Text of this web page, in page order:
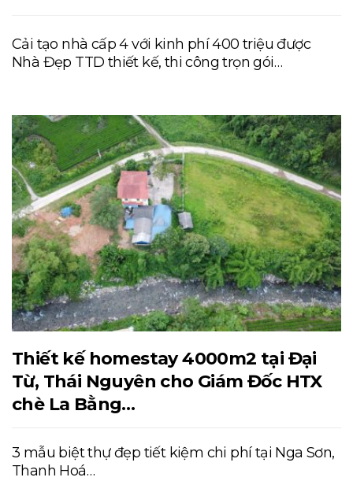
Cải tạo nhà cấp 4 với kinh phí 400 triệu được
Nhà Đẹp TTD thiết kế, thi công trọn gói…
Thiết kế homestay 4000m2 tại Đại
Từ, Thái Nguyên cho Giám Đốc HTX
chè La Bằng…
3 mẫu biệt thự đẹp tiết kiệm chi phí tại Nga Sơn,
Thanh Hoá…